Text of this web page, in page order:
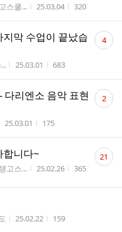
스쿨... 작성시간
25.03.04 조회수
320
막 수업이 끝났습
작성시간
25.03.01 조회수
683
댓
글 4
리엔소 음악 표현
작성시간
25.03.01 조회수
175
댓
글 2
합니다~
고스... 작성시간
25.02.26 조회수
365
댓
글21
작성시간
25.02.22 조회수
159